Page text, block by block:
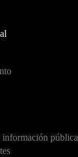
información pública